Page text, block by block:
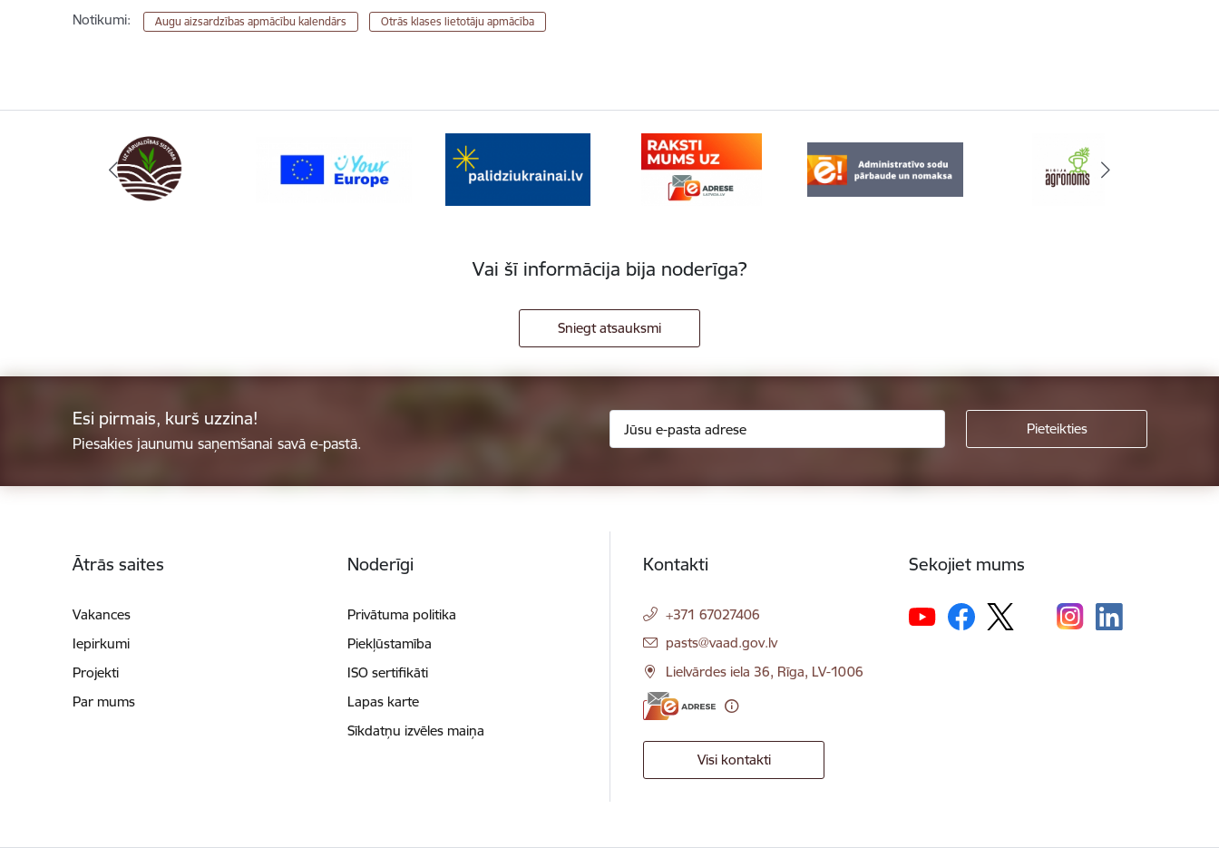
Notikumi: Augu aizsardzības apmācību kalendārs Otrās klases lietotāju apmācība
Vai šī informācija bija noderīga?
Sniegt atsauksmi
Esi pirmais, kurš uzzina!
Piesakies jaunumu saņemšanai savā e-pastā.
Ātrās saites
Vakances
Iepirkumi
Projekti
Par mums
Noderīgi
Privātuma politika
Piekļūstamība
ISO sertifikāti
Lapas karte
Sīkdatņu izvēles maiņa
Kontakti
+371 67027406
E-pasts:
pasts@vaad.gov.lv
Lielvārdes iela 36, Rīga, LV-1006
Visi kontakti
Sekojiet mums